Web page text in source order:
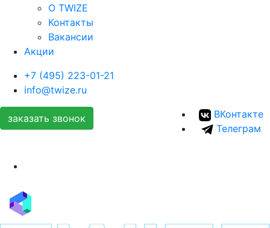
О TWIZE
Контакты
Вакансии
Акции
+7 (495) 223-01-21
info@twize.ru
заказать звонок
ВКонтакте
Телеграм